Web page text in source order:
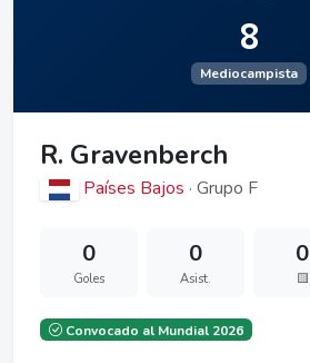
8
Mediocampista
R. Gravenberch
Países Bajos · Grupo F
0
Goles
0
Asist.
0
🟨
Convocado al Mundial 2026